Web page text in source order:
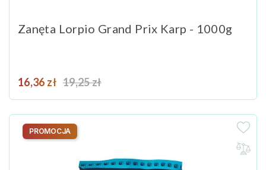
Zanęta Lorpio Grand Prix Karp - 1000g
Cena
16,36 zł Cena podstawowa
19,25 zł
PROMOCJA